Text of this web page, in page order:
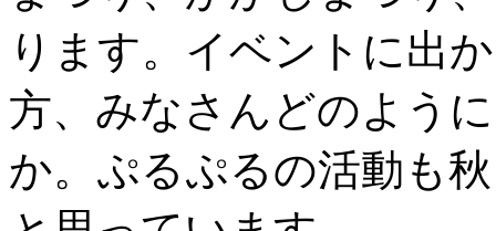
ります。イベントに出
方、みなさんどのよう
か。ぷるぷるの活動も